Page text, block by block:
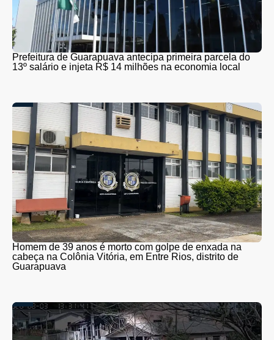
Prefeitura de Guarapuava antecipa primeira parcela do
13º salário e injeta R$ 14 milhões na economia local
Homem de 39 anos é morto com golpe de enxada na
cabeça na Colônia Vitória, em Entre Rios, distrito de
Guarapuava